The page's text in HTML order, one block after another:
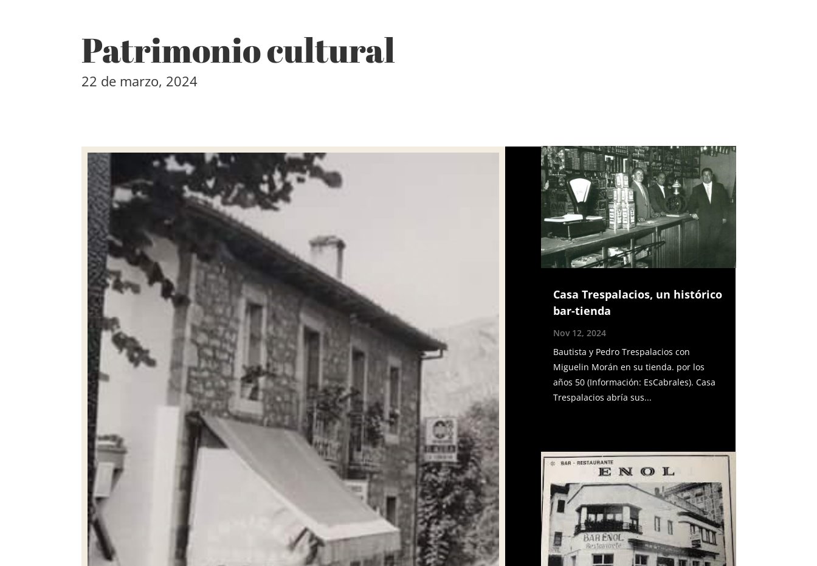
Patrimonio cultural
22 de marzo, 2024
Casa Trespalacios, un histórico
bar-tienda
Nov 12, 2024
Bautista y Pedro Trespalacios con
Miguelin Morán en su tienda. por los
años 50 (Información: EsCabrales). Casa
Trespalacios abría sus...